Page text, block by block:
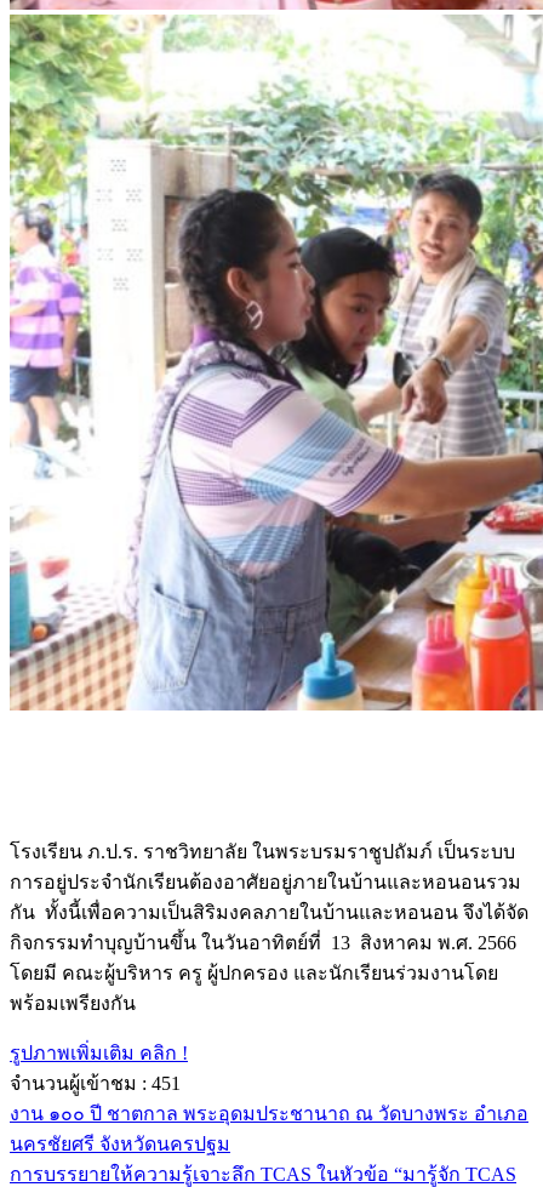
โรงเรียน ภ.ป.ร. ราชวิทยาลัย ในพระบรมราชูปถัมภ์ เป็นระบบ
การอยู่ประจำนักเรียนต้องอาศัยอยู่ภายในบ้านและหอนอนรวม
กัน ทั้งนี้เพื่อความเป็นสิริมงคลภายในบ้านและหอนอน จึงได้จัด
กิจกรรมทำบุญบ้านขึ้น ในวันอาทิตย์ที่ 13 สิงหาคม พ.ศ. 2566
โดยมี คณะผู้บริหาร ครู ผู้ปกครอง และนักเรียนร่วมงานโดย
พร้อมเพรียงกัน
รูปภาพเพิ่มเติม คลิก !
จำนวนผู้เข้าชม : 451
งาน ๑๐๐ ปี ชาตกาล พระอุดมประชานาถ ณ วัดบางพระ อำเภอ
นครชัยศรี จังหวัดนครปฐม
การบรรยายให้ความรู้เจาะลึก TCAS ในหัวข้อ “มารู้จัก TCAS